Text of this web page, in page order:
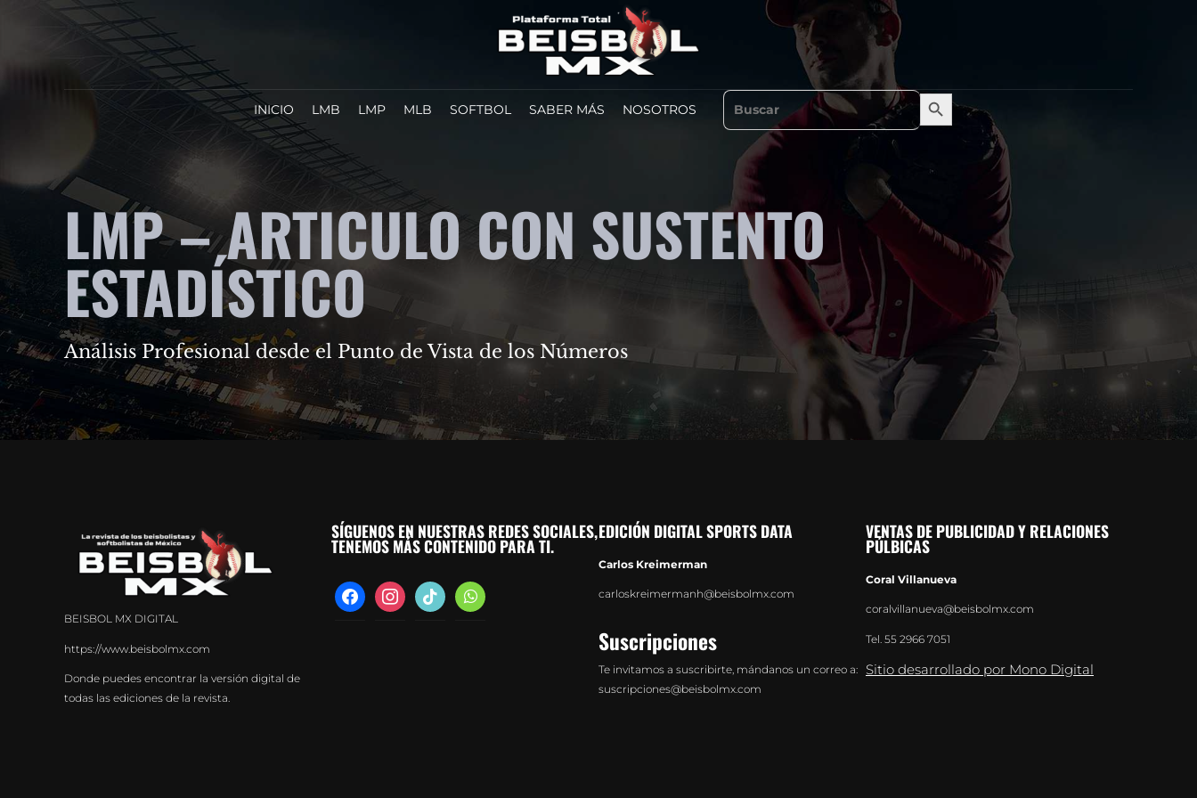
INICIO LMB LMP MLB SOFTBOL SABER MÁS NOSOTROS
Search
for:
Search Button
LMP – ARTICULO CON SUSTENTO
ESTADÍSTICO
Análisis Profesional desde el Punto de Vista de los Números
BEISBOL MX DIGITAL
https://www.beisbolmx.com
Donde puedes encontrar la versión digital de
todas las ediciones de la revista.
SÍGUENOS EN NUESTRAS REDES SOCIALES,
TENEMOS MÁS CONTENIDO PARA TI.
facebookinstagramtiktok whatsapp
EDICIÓN DIGITAL SPORTS DATA
Carlos Kreimerman
carloskreimermanh@beisbolmx.com
Suscripciones
Te invitamos a suscribirte, mándanos un correo a:
suscripciones@beisbolmx.com
VENTAS DE PUBLICIDAD Y RELACIONES
PÚLBICAS
Coral Villanueva
coralvillanueva@beisbolmx.com
Tel. 55 2966 7051
Sitio desarrollado por Mono Digital